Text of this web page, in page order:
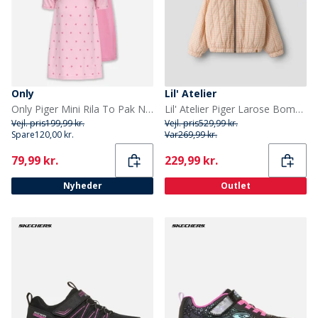
Only
Only Piger Mini Rila To Pak Nattøj Kjole Romance Rose
Vejl. pris199,99 kr.
Spare120,00 kr.
Current
79,99 kr.
Nyheder
Lil' Atelier
Lil' Atelier Piger Larose Bomber Jakke Cameo Rose
Vejl. pris529,99 kr.
Var269,99 kr.
Current
229,99 kr.
Outlet